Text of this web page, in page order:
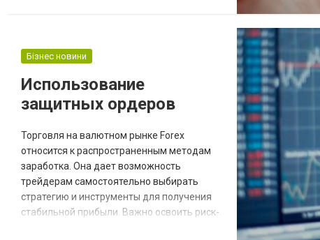
маленького поросенка вырастает туша
пользуется спросом на рынке, составляя
треть (32-34%) от...
Бізнес новини
Использование
защитных ордеров
Торговля на валютном рынке Forex
относится к распространенным методам
заработка. Она дает возможность
трейдерам самостоятельно выбирать
стратегию и инструменты для получения
стабильной прибыли. Важно освоить риск-